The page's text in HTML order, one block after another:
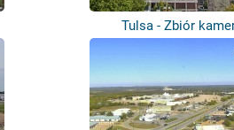
Tulsa - Zbiór